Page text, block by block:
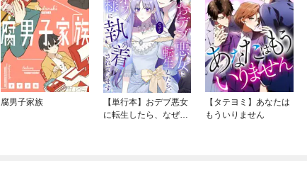
腐男子家族
【単行本】おデブ悪女
に転生したら、なぜか
【タテヨミ】あなたは
もういりません